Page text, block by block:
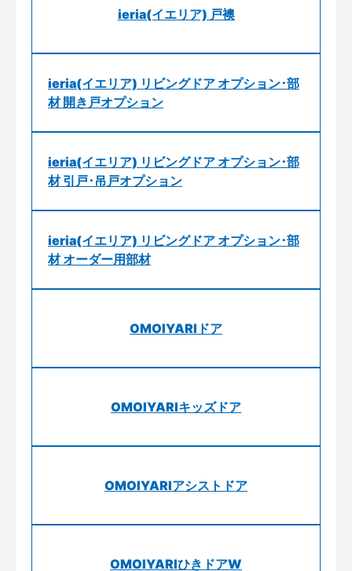
ieria(イエリア) 戸襖
ieria(イエリア) リビングドア オプション･部
材 開き戸オプション
ieria(イエリア) リビングドア オプション･部
材 引戸･吊戸オプション
ieria(イエリア) リビングドア オプション･部
材 オーダー用部材
OMOIYARIドア
OMOIYARIキッズドア
OMOIYARIアシストドア
OMOIYARIひきドアW